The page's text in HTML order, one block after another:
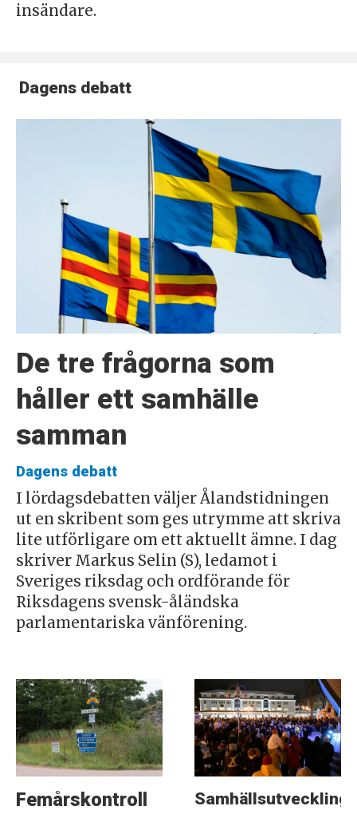
insändare.
Dagens debatt
De tre frågorna som
håller ett samhälle
samman
Dagens debatt
I lördagsdebatten väljer Ålandstidningen
ut en skribent som ges utrymme att skriva
lite utförligare om ett aktuellt ämne. I dag
skriver Markus Selin (S), ledamot i
Sveriges riksdag och ordförande för
Riksdagens svensk-åländska
parlamentariska vänförening.
Femårskontroll
Samhällsutveckling